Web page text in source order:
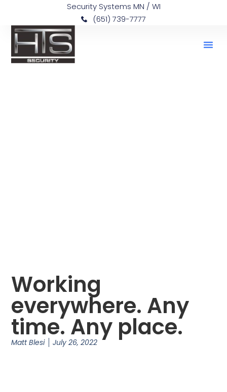
Security Systems MN / WI
(651) 739-7777
Working
everywhere. Any
time. Any place.
Matt Blesi July 26, 2022